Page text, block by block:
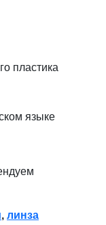
пластика
языке
, линза